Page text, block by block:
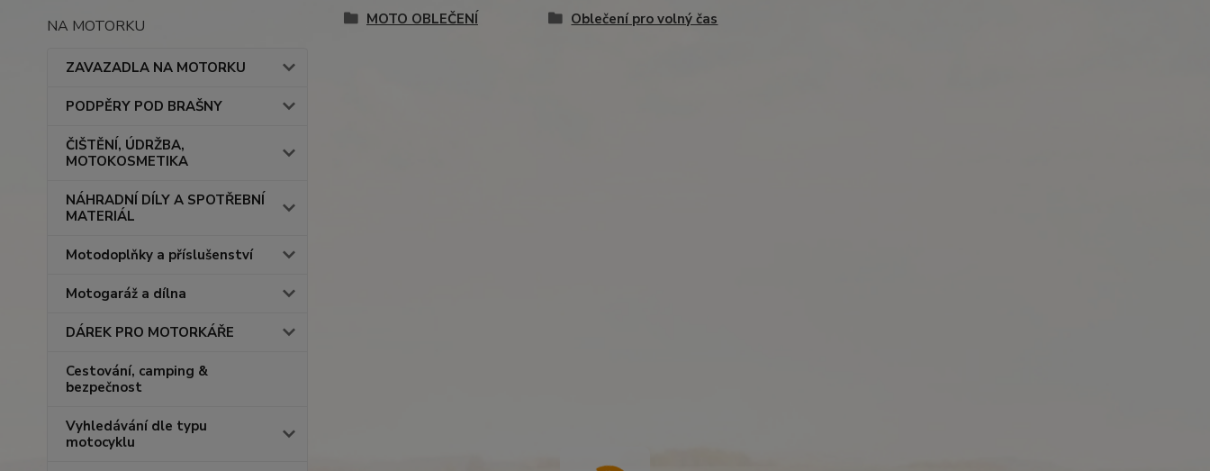
NA MOTORKU
ZAVAZADLA NA MOTORKU
PODPĚRY POD BRAŠNY
ČIŠTĚNÍ, ÚDRŽBA,
MOTOKOSMETIKA
NÁHRADNÍ DÍLY A SPOTŘEBNÍ
MATERIÁL
Motodoplňky a příslušenství
Motogaráž a dílna
DÁREK PRO MOTORKÁŘE
Cestování, camping &
bezpečnost
Vyhledávání dle typu
motocyklu
MOTO OBLEČENÍ Oblečení pro volný čas